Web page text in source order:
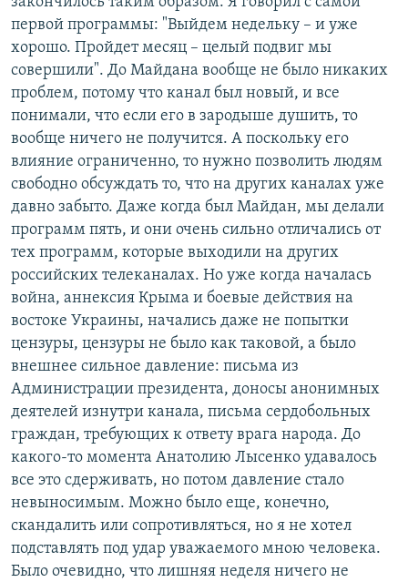
первой программы: "Выйдем недельку – и уже
хорошо. Пройдет месяц – целый подвиг мы
совершили". До Майдана вообще не было никаких
проблем, потому что канал был новый, и все
понимали, что если его в зародыше душить, то
вообще ничего не получится. А поскольку его
влияние ограниченно, то нужно позволить людям
свободно обсуждать то, что на других каналах уже
давно забыто. Даже когда был Майдан, мы делали
программ пять, и они очень сильно отличались от
тех программ, которые выходили на других
российских телеканалах. Но уже когда началась
война, аннексия Крыма и боевые действия на
востоке Украины, начались даже не попытки
цензуры, цензуры не было как таковой, а было
внешнее сильное давление: письма из
Администрации президента, доносы анонимных
деятелей изнутри канала, письма сердобольных
граждан, требующих к ответу врага народа. До
какого-то момента Анатолию Лысенко удавалось
все это сдерживать, но потом давление стало
невыносимым. Можно было еще, конечно,
скандалить или сопротивляться, но я не хотел
подставлять под удар уважаемого мною человека.
Было очевидно, что лишняя неделя ничего не